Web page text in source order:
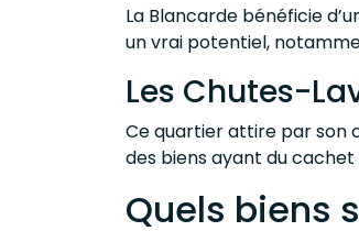
La Blancarde bénéficie
un vrai potentiel,
Les Chutes-
Ce quartier attire par son
des biens ayant du
Quels biens